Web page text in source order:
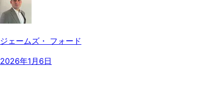
ジェームズ・ フォード
2026年1月6日